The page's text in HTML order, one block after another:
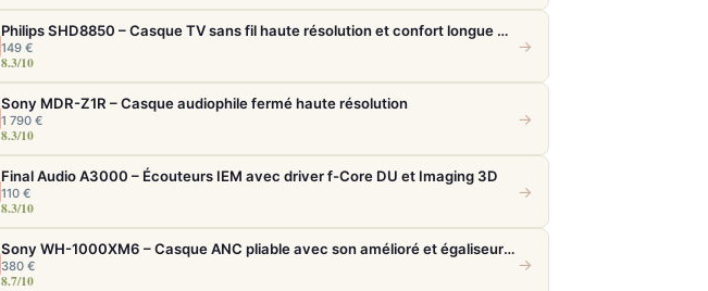
Philips SHD8850 – Casque TV sans fil haute résolution et confort longue durée
149 €
8.3/10
→
Sony MDR-Z1R – Casque audiophile fermé haute résolution
1 790 €
8.3/10
→
Final Audio A3000 – Écouteurs IEM avec driver f-Core DU et Imaging 3D
110 €
8.3/10
→
Sony WH-1000XM6 – Casque ANC pliable avec son amélioré et égaliseur réglable
380 €
8.7/10
→